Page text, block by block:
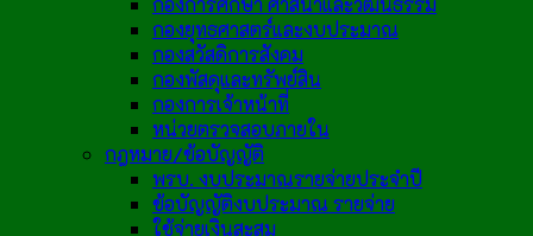
กองยุทธศาสตร์และงบประมาณ
กองสวัสดิการสังคม
กองพัสดุและทรัพย์สิน
กองการเจ้าหน้าที่
หน่วยตรวจสอบภายใน
กฎหมาย/ข้อบัญญัติ
พรบ. งบประมาณรายจ่ายประจำปี
ข้อบัญญัติงบประมาณ รายจ่าย
ใช้จ่ายเงินสะสม